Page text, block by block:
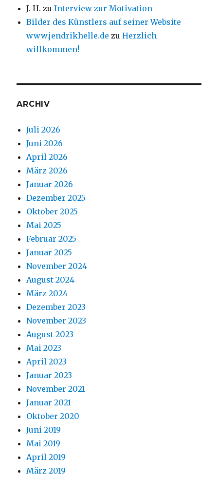
J. H. zuInterview zur Motivation
Bilder des Künstlers auf seiner Website
www.jendrikhelle.de zuHerzlich
willkommen!
ARCHIV
Juli 2026
Juni 2026
April 2026
März 2026
Januar 2026
Dezember 2025
Oktober 2025
Mai 2025
Februar 2025
Januar 2025
November 2024
August 2024
März 2024
Dezember 2023
November 2023
August 2023
Mai 2023
April 2023
Januar 2023
November 2021
Januar 2021
Oktober 2020
Juni 2019
Mai 2019
April 2019
März 2019